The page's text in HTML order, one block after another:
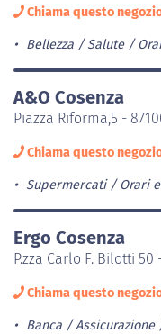
Chiama questo
Bellezza / Salute
A&O Cosenza
Piazza Riforma,5 -
Chiama questo
Supermercati Orari
Ergo Cosenza
P.zza Carlo F. Bilotti 50
Chiama questo
Banca / Assicurazione